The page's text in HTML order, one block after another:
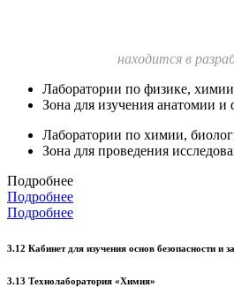
находится в
Лаборатории по физике,
Зона для изучения анатомии и
Лаборатории по химии,
Зона для проведения
Подробнее
Подробнее
Подробнее
3.12 Кабинет для изучения основ безопасности и
3.13 Технолаборатория «Химия»